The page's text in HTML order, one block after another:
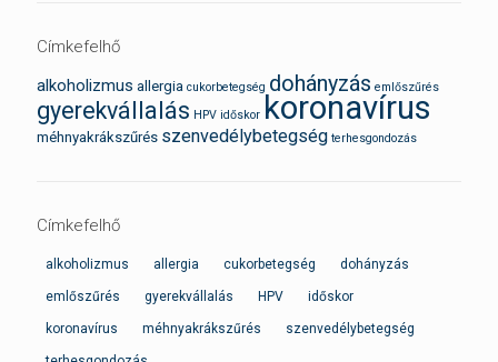
Címkefelhő
alkoholizmus allergia cukorbetegség dohányzás emlőszűrés
gyerekvállalás HPV időskor koronavírus
méhnyakrákszűrés szenvedélybetegség terhesgondozás
Címkefelhő
alkoholizmus allergia cukorbetegség dohányzás
emlőszűrés gyerekvállalás HPV időskor
koronavírus méhnyakrákszűrés szenvedélybetegség